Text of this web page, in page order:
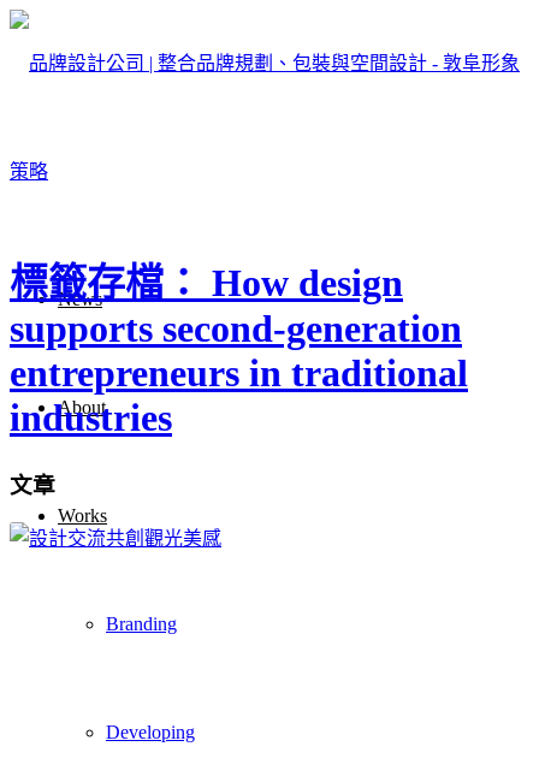
News
About
Works
Branding
Developing
標籤存檔： How design
supports second-generation
entrepreneurs in traditional
industries
文章